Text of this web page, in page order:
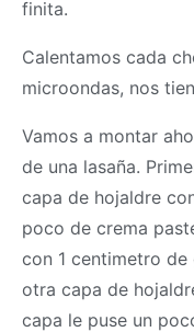
finita.
Calentamos cada
microondas, nos
Vamos a montar
de una lasaña.
capa de hojaldre
poco de crema
con 1 centimetro
otra capa de
capa le puse un